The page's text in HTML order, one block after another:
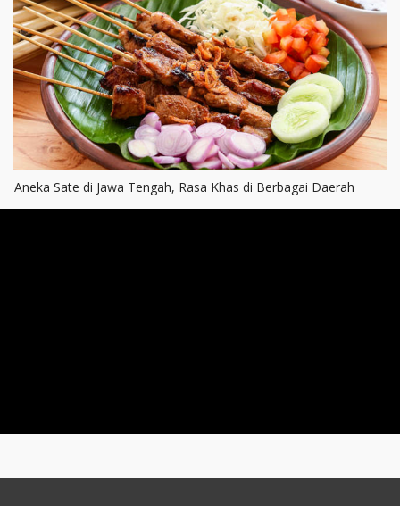
Aneka Sate di Jawa Tengah, Rasa Khas di Berbagai Daerah